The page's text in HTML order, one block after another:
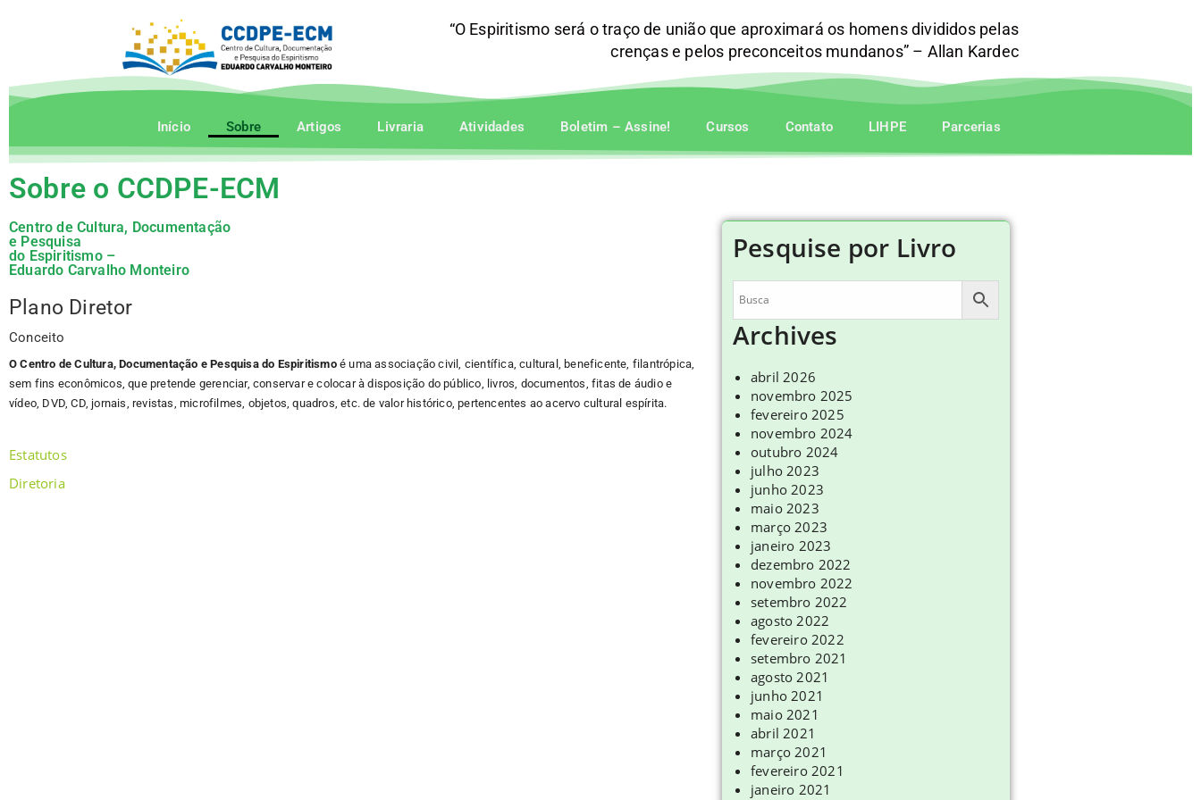
“O Espiritismo será o traço de união que aproximará os homens divididos pelas
crenças e pelos preconceitos mundanos” – Allan Kardec
Início Sobre Artigos Livraria Atividades Boletim – Assine! Cursos Contato LIHPE Parcerias
Sobre o CCDPE-ECM
Centro de Cultura, Documentação
e Pesquisa
do Espiritismo –
Eduardo Carvalho Monteiro
Plano Diretor
Conceito
O Centro de Cultura, Documentação e Pesquisa do Espiritismoé uma associação civil, científica, cultural, beneficente, filantrópica,
sem fins econômicos, que pretende gerenciar, conservar e colocar à disposição do público, livros, documentos, fitas de áudio e
vídeo, DVD, CD, jornais, revistas, microfilmes, objetos, quadros, etc. de valor histórico, pertencentes ao acervo cultural espírita.
Estatutos
Diretoria
Pesquise por Livro
Archives
abril 2026
novembro 2025
fevereiro 2025
novembro 2024
outubro 2024
julho 2023
junho 2023
maio 2023
março 2023
janeiro 2023
dezembro 2022
novembro 2022
setembro 2022
agosto 2022
fevereiro 2022
setembro 2021
agosto 2021
junho 2021
maio 2021
abril 2021
março 2021
fevereiro 2021
janeiro 2021